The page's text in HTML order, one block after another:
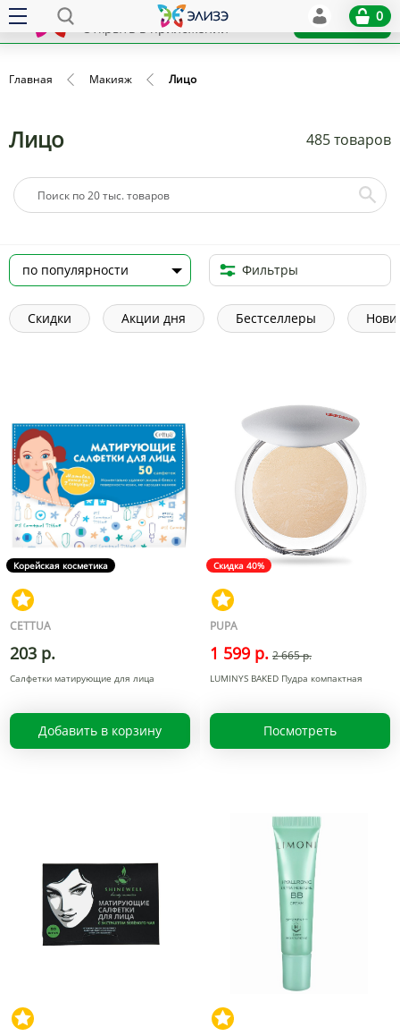
x
Открыть в приложении
Установить
0
Главная Макияж Лицо
Лицо 485 товаров
Фильтры
Скидки Акции дня Бестселлеры
Корейская косметика
CETTUA
203 р.
Салфетки матирующие для лица
Добавить в корзину
Скидка 40%
PUPA
1 599 р. 2 665 р.
LUMINYS BAKED Пудра компактная
Посмотреть